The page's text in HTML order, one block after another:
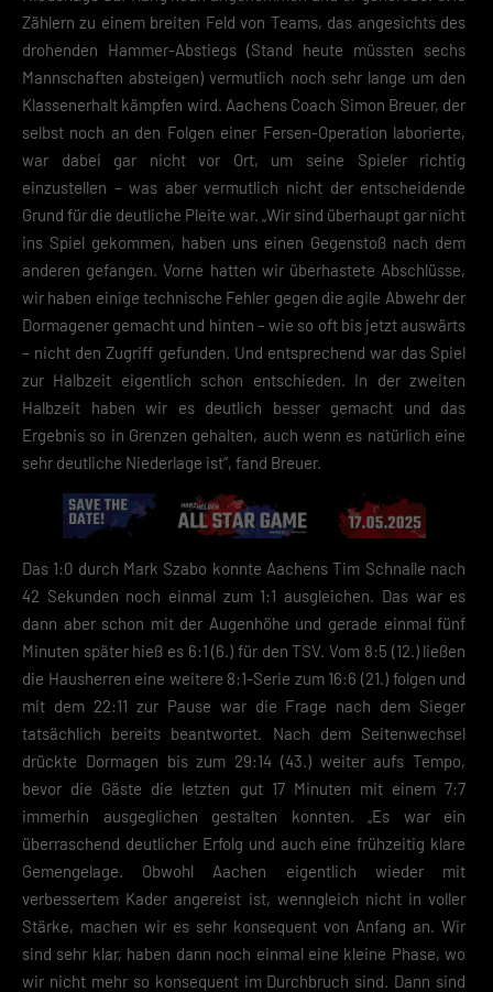
Zählern zu einem breiten Feld von Teams, das angesichts des
drohenden Hammer-Abstiegs (Stand heute müssten sechs
Mannschaften absteigen) vermutlich noch sehr lange um den
Klassenerhalt kämpfen wird. Aachens Coach Simon Breuer, der
selbst noch an den Folgen einer Fersen-Operation laborierte,
war dabei gar nicht vor Ort, um seine Spieler richtig
einzustellen – was aber vermutlich nicht der entscheidende
Grund für die deutliche Pleite war. „Wir sind überhaupt gar nicht
ins Spiel gekommen, haben uns einen Gegenstoß nach dem
anderen gefangen. Vorne hatten wir überhastete Abschlüsse,
wir haben einige technische Fehler gegen die agile Abwehr der
Dormagener gemacht und hinten – wie so oft bis jetzt auswärts
– nicht den Zugriff gefunden. Und entsprechend war das Spiel
zur Halbzeit eigentlich schon entschieden. In der zweiten
Halbzeit haben wir es deutlich besser gemacht und das
Ergebnis so in Grenzen gehalten, auch wenn es natürlich eine
sehr deutliche Niederlage ist“, fand Breuer.
Das 1:0 durch Mark Szabo konnte Aachens Tim Schnalle nach
42 Sekunden noch einmal zum 1:1 ausgleichen. Das war es
dann aber schon mit der Augenhöhe und gerade einmal fünf
Minuten später hieß es 6:1 (6.) für den TSV. Vom 8:5 (12.) ließen
die Hausherren eine weitere 8:1-Serie zum 16:6 (21.) folgen und
mit dem 22:11 zur Pause war die Frage nach dem Sieger
tatsächlich bereits beantwortet. Nach dem Seitenwechsel
drückte Dormagen bis zum 29:14 (43.) weiter aufs Tempo,
bevor die Gäste die letzten gut 17 Minuten mit einem 7:7
immerhin ausgeglichen gestalten konnten. „Es war ein
überraschend deutlicher Erfolg und auch eine frühzeitig klare
Gemengelage. Obwohl Aachen eigentlich wieder mit
verbessertem Kader angereist ist, wenngleich nicht in voller
Stärke, machen wir es sehr konsequent von Anfang an. Wir
sind sehr klar, haben dann noch einmal eine kleine Phase, wo
wir nicht mehr so konsequent im Durchbruch sind. Dann sind